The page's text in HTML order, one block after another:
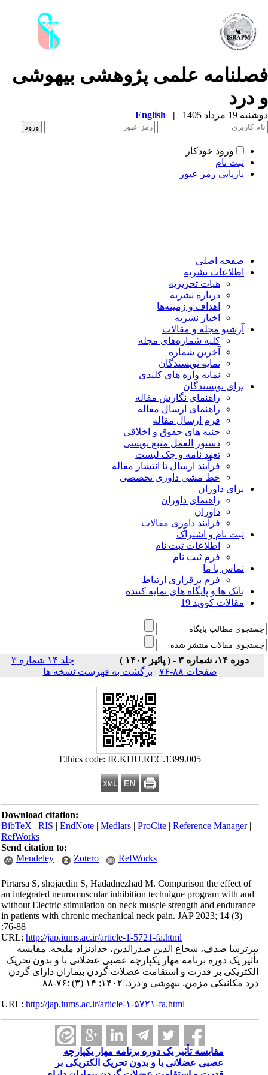
علمی­ پژوهشی بیهوشی
درد
19 مرداد 1405 |
English
ورود خودکار
ثبت نام
بازیابی رمز عبور
صفحه اصلی
اطلاعات نشریه
هیات تحریریه
درباره نشریه
اهداف و زمینه‌ها
اخبار نشریه
آرشیو مجله و مقالات
کلیه شماره‌های مجله
آخرین شماره
نمایه نویسندگان
نمایه واژه های کلیدی
برای نویسندگان
راهنمای نگارش مقاله
راهنمای ارسال مقاله
فرم ارسال مقاله
جنبه های حقوق و اخلاقی
دستور العمل منبع نویسی
تعهد نامه و چک لیست
فرآیند ارسال تا انتشار مقاله
خط مشی داوری تخصصی
برای داوران
راهنمای داوران
داوران
فرآیند داوری مقالات
ثبت نام و اشتراک
اطلاعات ثبت نام
فرم ثبت نام
تماس با ما
فرم برقراری ارتباط
بانک ها و پایگاه های نمایه کننده
مقالات کووید 19
دوره ۱۴، شماره ۳ - ( پائیز ۱۴۰۲ )
جلد ۱۴ شماره ۳
صفحات ۸۸-۷۶
|برگشت به فهرست نسخه ها
Ethics code: IR.KHU.REC.1399.005
Download citation:
BibTeX|RIS|EndNote|Medlars|ProCite|Reference Manager
RefWorks
Send citation to:
Mendeley
Zotero RefWorks
Pirtarsa S, shojaedin S, Hadadnezhad M. Comparison the effect of
an integrated neuromuscular inhibition technigue program with and
without Electric stimulation on neck muscle strength and endurance
in patients with chronic mechanical neck pain. JAP 2023; 14 (3)
:76-88
URL:http://jap.iums.ac.ir/article-1-5721-fa.html
پیرترسا صدف، شجاع الدین صدرالدین، حدادنژاد ملیحه. مقایسه
تأثیر یک دوره برنامه مهار یکپارچه عصبی عضلانی با و بدون تحریک
الکتریکی بر قدرت و استقامت عضلات گردن بیماران دارای گردن
درد مکانیکی مزمن. بیهوشی و درد. ۱۴۰۲; ۱۴ (۳) :۷۶-۸۸
URL:http://jap.iums.ac.ir/article-۱-۵۷۲۱-fa.html
مقایسه تأثیر یک دوره برنامه مهار یکپارچه
عصبی عضلانی با و بدون تحریک الکتریکی بر